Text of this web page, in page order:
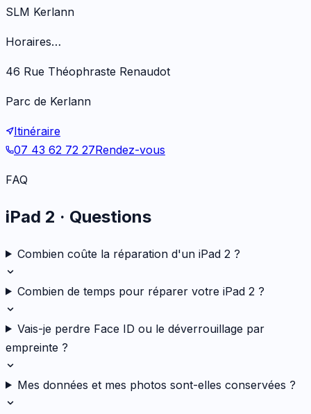
SLM Kerlann
Horaires…
46 Rue Théophraste Renaudot
Parc de Kerlann
Itinéraire
07 43 62 72 27Rendez-vous
FAQ
iPad 2 · Questions
Combien coûte la réparation d'un iPad 2 ?
Combien de temps pour réparer votre iPad 2 ?
Vais-je perdre Face ID ou le déverrouillage par
empreinte ?
Mes données et mes photos sont-elles conservées ?